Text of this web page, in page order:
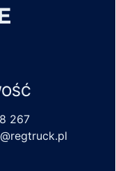
267